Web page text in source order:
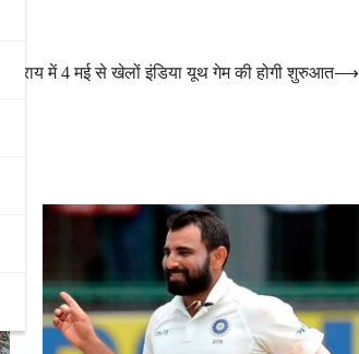
बेगूसराय में 4 मई से खेलों इंडिया यूथ गेम की होगी शुरुआत⟶